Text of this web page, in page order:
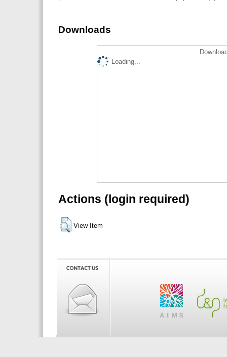
Downloads
Loading...
Actions (login required)
View Item